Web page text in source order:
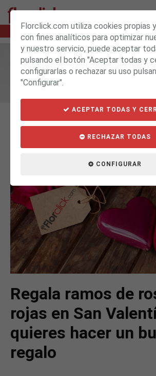
15h : 32m : 09s LO
BLOG
Regala ramos de
rojas en San
quieres hacer un
regalo
Florclick.com utiliza cookies propias
con fines analíticos para optimizar
y nuestro servicio, puede aceptar
pulsando el botón "Aceptar todas y
configurarlas o rechazar su uso
"Configurar".
ACEPTAR TODAS Y
RECHAZAR TODAS
CONFIGURAR